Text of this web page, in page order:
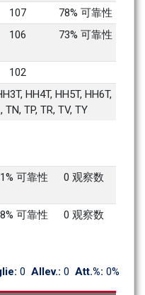
107
78% 可靠性
106 73% 可靠性
102
HH4T, HH5T, HH6T,
TN, TP, TR, TV, TY
可靠性 0 观察数
可靠性 0 观察数
0 Allev.: 0 Att.%: 0%